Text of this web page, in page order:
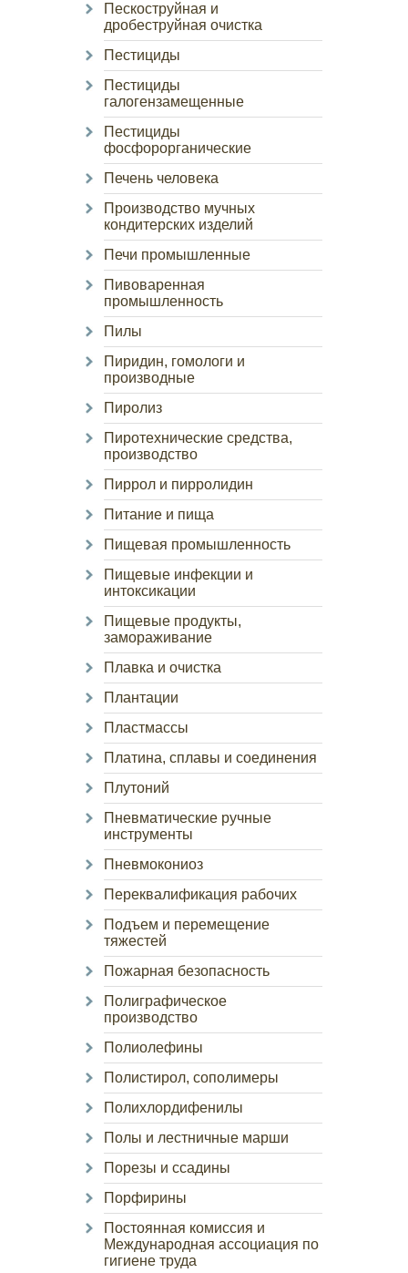
Пескоструйная и
дробеструйная очистка
Пестициды
Пестициды
галогензамещенные
Пестициды
фосфорорганические
Печень человека
Производство мучных
кондитерских изделий
Печи промышленные
Пивоваренная
промышленность
Пилы
Пиридин, гомологи и
производные
Пиролиз
Пиротехнические средства,
производство
Пиррол и пирролидин
Питание и пища
Пищевая промышленность
Пищевые инфекции и
интоксикации
Пищевые продукты,
замораживание
Плавка и очистка
Плантации
Пластмассы
Платина, сплавы и соединения
Плутоний
Пневматические ручные
инструменты
Пневмокониоз
Переквалификация рабочих
Подъем и перемещение
тяжестей
Пожарная безопасность
Полиграфическое
производство
Полиолефины
Полистирол, сополимеры
Полихлордифенилы
Полы и лестничные марши
Порезы и ссадины
Порфирины
Постоянная комиссия и
Международная ассоциация по
гигиене труда